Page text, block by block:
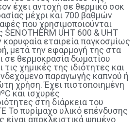
έχει αντοχή σε θερμικό σοκ
μέχρι και 700 βαθμών
που χρησιμοποιούνται
SENOTHERM UHT 600 & UHT
κορυφαία εταιρεία παγκοσμίως
μετά την εφαρμογή της στα
σε θερμοκρασία δωματίου
χημικές της ιδιότητες και
παραγωγής καπνού ή
χρήση. Έχει πιστοποιημένη
και ισχυρές
στη διάρκεια του
Το πυρίμαχο υλικό επένδυσης
είναι αποκλειστικά ψημένο